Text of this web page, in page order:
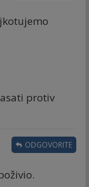
protiv
ODGOVORITE